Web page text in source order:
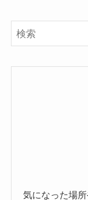
気になった場